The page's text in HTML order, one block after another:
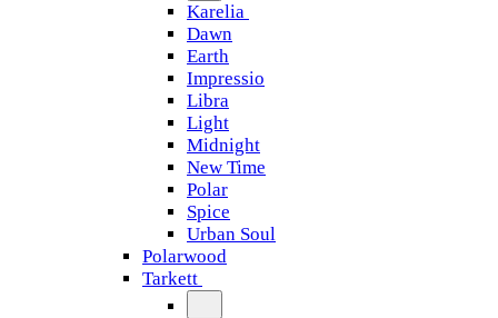
Karelia
Dawn
Earth
Impressio
Libra
Light
Midnight
New Time
Polar
Spice
Urban Soul
Polarwood
Tarkett